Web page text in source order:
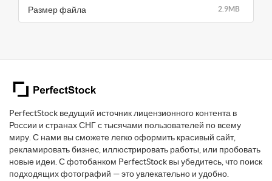
2.9MB
Размер файла
PerfectStock ведущий источник лицензионного контента в
России и странах СНГ с тысячами пользователей по всему
миру. С нами вы сможете легко оформить красивый сайт,
рекламировать бизнес, иллюстрировать работы, или пробовать
новые идеи. С фотобанком PerfectStock вы убедитесь, что поиск
подходящих фотографий — это увлекательно и удобно.